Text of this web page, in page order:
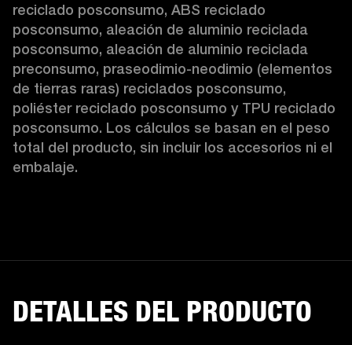
reciclado posconsumo, ABS reciclado
posconsumo, aleación de aluminio reciclada
posconsumo, aleación de aluminio reciclada
preconsumo, praseodimio-neodimio (elementos
de tierras raras) reciclados posconsumo,
poliéster reciclado posconsumo y TPU reciclado
posconsumo. Los cálculos se basan en el peso
total del producto, sin incluir los accesorios ni el
embalaje.
DETALLES DEL PRODUCTO